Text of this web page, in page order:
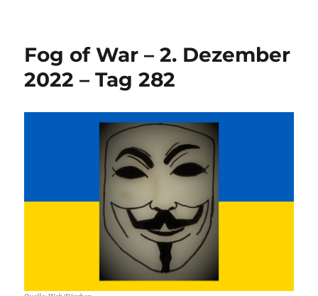
–
–
289
Fog of War – 2. Dezember
2022 – Tag 282